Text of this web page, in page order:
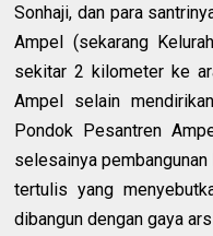
Sonhaji, dan para
Ampel (sekarang
sekitar 2 kilometer ke
Ampel selain
Pondok Pesantren
selesainya
tertulis yang
dibangun dengan gaya